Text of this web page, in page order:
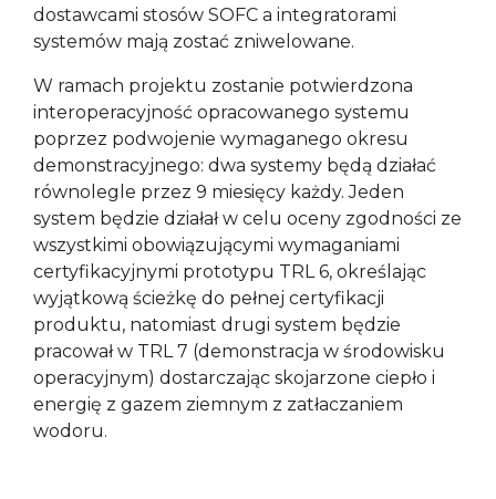
dostawcami stosów SOFC a integratorami
systemów mają zostać zniwelowane.
W ramach projektu zostanie potwierdzona
interoperacyjność opracowanego systemu
poprzez podwojenie wymaganego okresu
demonstracyjnego: dwa systemy będą działać
równolegle przez 9 miesięcy każdy. Jeden
system będzie działał w celu oceny zgodności ze
wszystkimi obowiązującymi wymaganiami
certyfikacyjnymi prototypu TRL 6, określając
wyjątkową ścieżkę do pełnej certyfikacji
produktu, natomiast drugi system będzie
pracował w TRL 7 (demonstracja w środowisku
operacyjnym) dostarczając skojarzone ciepło i
energię z gazem ziemnym z zatłaczaniem
wodoru.